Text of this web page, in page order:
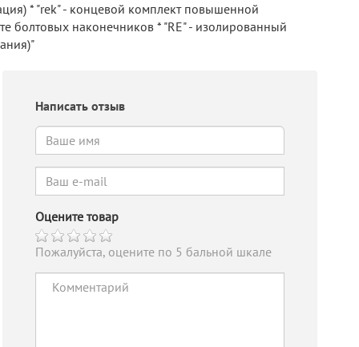
* "rek" - концевой комплект повышенной
болтовых наконечников * "RE" - изолированный
Написать отзыв
Оцените товар
Пожалуйста, оцените по 5 бальной шкале